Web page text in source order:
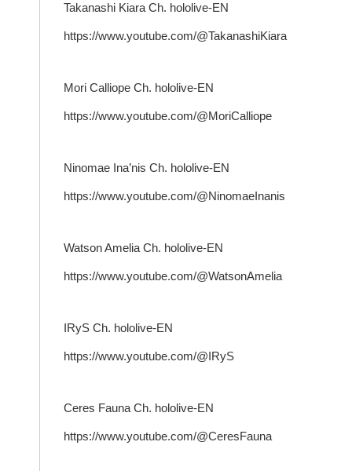
Takanashi Kiara Ch. hololive-EN
https://www.youtube.com/@TakanashiKiara
Mori Calliope Ch. hololive-EN
https://www.youtube.com/@MoriCalliope
Ninomae Ina’nis Ch. hololive-EN
https://www.youtube.com/@NinomaeInanis
Watson Amelia Ch. hololive-EN
https://www.youtube.com/@WatsonAmelia
IRyS Ch. hololive-EN
https://www.youtube.com/@IRyS
Ceres Fauna Ch. hololive-EN
https://www.youtube.com/@CeresFauna